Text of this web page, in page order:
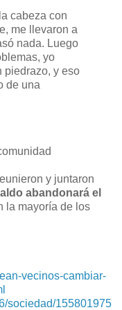
cabeza con
me llevaron a
nada. Luego
yo
piedrazo, y eso
de una
y juntaron
abandonará el
la mayoría de los
vecinos-cambiar-
sociedad/155801975